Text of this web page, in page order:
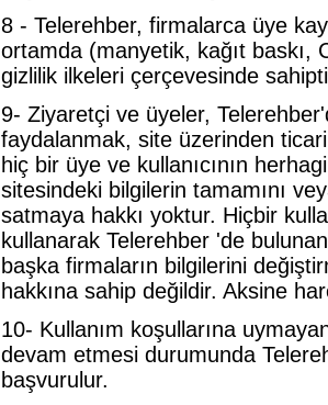
8 - Telerehber, firmalarca üye
ortamda (manyetik, kağıt baskı,
gizlilik ilkeleri çerçevesinde
9- Ziyaretçi ve üyeler,
faydalanmak, site üzerinden
hiç bir üye ve kullanıcının
sitesindeki bilgilerin tamamını
satmaya hakkı yoktur. Hiçbir
kullanarak Telerehber 'de
başka firmaların bilgilerini
hakkına sahip değildir. Aksine
10- Kullanım koşullarına
devam etmesi durumunda
başvurulur.